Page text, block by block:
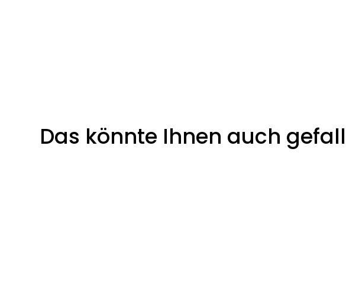
Das könnte Ihnen auch